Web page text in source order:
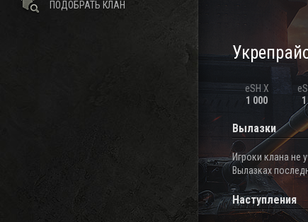
eSH X
1 000
Вылазки
Игроки клана не
Вылазках
Наступления
ПОДОБРАТЬ КЛАН